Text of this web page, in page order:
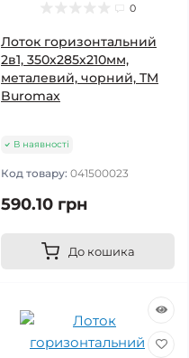
0
Лоток горизонтальний
2в1, 350х285х210мм,
металевий, чорний, TM
Buromax
В наявності
Код товару: 041500023
590.10 грн
До кошика